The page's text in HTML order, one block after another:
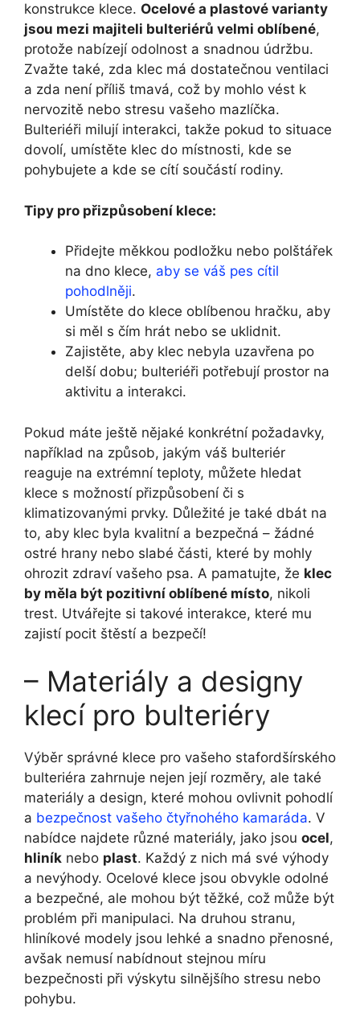
konstrukce klece. Ocelové a plastové varianty
jsou mezi majiteli bulteriérů velmi oblíbené,
protože nabízejí odolnost a snadnou údržbu.
Zvažte také, zda klec má dostatečnou ventilaci
a zda není příliš tmavá, což by mohlo vést k
nervozitě nebo stresu vašeho mazlíčka.
Bulteriéři milují interakci, takže pokud to situace
dovolí, umístěte klec do místnosti, kde se
pohybujete a kde se cítí součástí rodiny.
Tipy pro přizpůsobení klece:
Přidejte měkkou podložku nebo polštářek
na dno klece, aby se váš pes cítil
pohodlněji.
Umístěte do klece oblíbenou hračku, aby
si měl s čím hrát nebo se uklidnit.
Zajistěte, aby klec nebyla uzavřena po
delší dobu; bulteriéři potřebují prostor na
aktivitu a interakci.
Pokud máte ještě nějaké konkrétní požadavky,
například na způsob, jakým váš bulteriér
reaguje na extrémní teploty, můžete hledat
klece s možností přizpůsobení či s
klimatizovanými prvky. Důležité je také dbát na
to, aby klec byla kvalitní a bezpečná – žádné
ostré hrany nebo slabé části, které by mohly
ohrozit zdraví vašeho psa. A pamatujte, že klec
by měla být pozitivní oblíbené místo, nikoli
trest. Utvářejte si takové interakce, které mu
zajistí pocit štěstí a bezpečí!
– Materiály a designy
klecí pro bulteriéry
Výběr správné klece pro vašeho stafordšírského
bulteriéra zahrnuje nejen její rozměry, ale také
materiály a design, které mohou ovlivnit pohodlí
a bezpečnost vašeho čtyřnohého kamaráda. V
nabídce najdete různé materiály, jako jsou ocel,
hliník nebo plast. Každý z nich má své výhody
a nevýhody. Ocelové klece jsou obvykle odolné
a bezpečné, ale mohou být těžké, což může být
problém při manipulaci. Na druhou stranu,
hliníkové modely jsou lehké a snadno přenosné,
avšak nemusí nabídnout stejnou míru
bezpečnosti při výskytu silnějšího stresu nebo
pohybu.